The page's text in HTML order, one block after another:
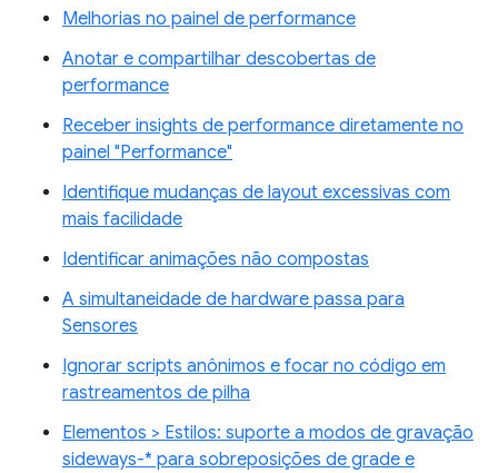
Melhorias no painel de performance
Anotar e compartilhar descobertas de
performance
Receber insights de performance diretamente no
painel "Performance"
Identifique mudanças de layout excessivas com
mais facilidade
Identificar animações não compostas
A simultaneidade de hardware passa para
Sensores
Ignorar scripts anônimos e focar no código em
rastreamentos de pilha
Elementos > Estilos: suporte a modos de gravação
sideways-* para sobreposições de grade e